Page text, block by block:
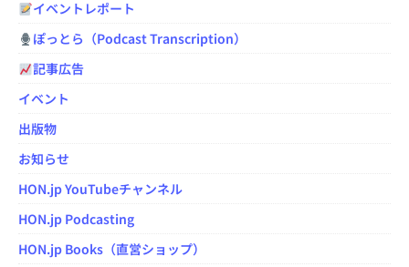
イベントレポート
ぽっとら（Podcast Transcription）
記事広告
イベント
出版物
お知らせ
HON.jp YouTubeチャンネル
HON.jp Podcasting
HON.jp Books（直営ショップ）